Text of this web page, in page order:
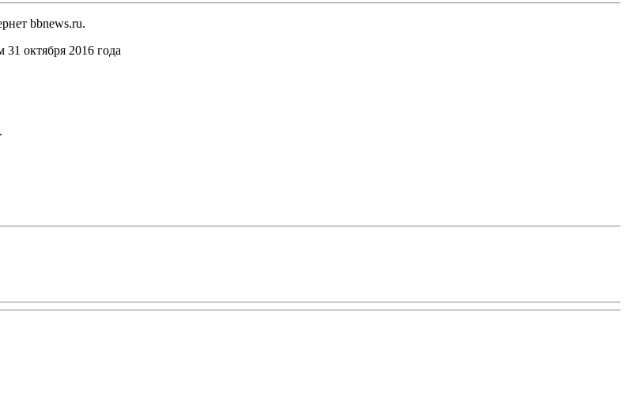
bbnews.ru.
октября 2016 года